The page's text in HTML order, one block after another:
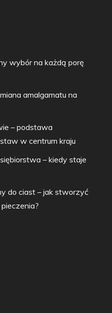
wybór na każdą porę
amalgamatu na
– podstawa
w centrum kraju
– kiedy staje
do ciast – jak stworzyć